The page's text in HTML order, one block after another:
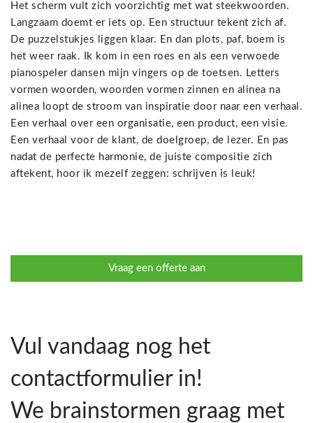
Het scherm vult zich voorzichtig met wat steekwoorden.
Langzaam doemt er iets op. Een structuur tekent zich af.
De puzzelstukjes liggen klaar. En dan plots, paf, boem is
het weer raak. Ik kom in een roes en als een verwoede
pianospeler dansen mijn vingers op de toetsen. Letters
vormen woorden, woorden vormen zinnen en alinea na
alinea loopt de stroom van inspiratie door naar een verhaal.
Een verhaal over een organisatie, een product, een visie.
Een verhaal voor de klant, de doelgroep, de lezer. En pas
nadat de perfecte harmonie, de juiste compositie zich
aftekent, hoor ik mezelf zeggen: schrijven is leuk!
Vraag een offerte aan
Vul vandaag nog het
contactformulier in!
We brainstormen graag met